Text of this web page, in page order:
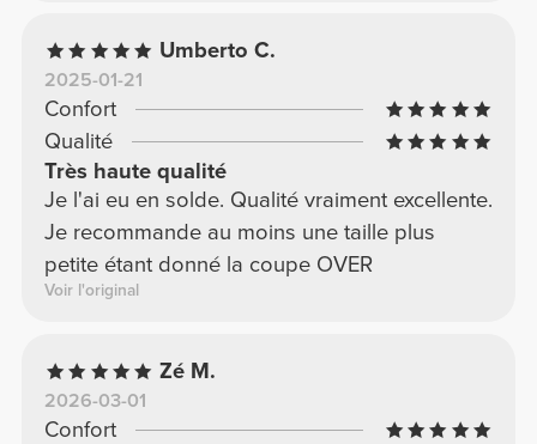
Umberto C.
2025-01-21
Confort
Qualité
Très haute qualité
Je l'ai eu en solde. Qualité vraiment excellente.
Je recommande au moins une taille plus
petite étant donné la coupe OVER
Voir l'original
Zé M.
2026-03-01
Confort